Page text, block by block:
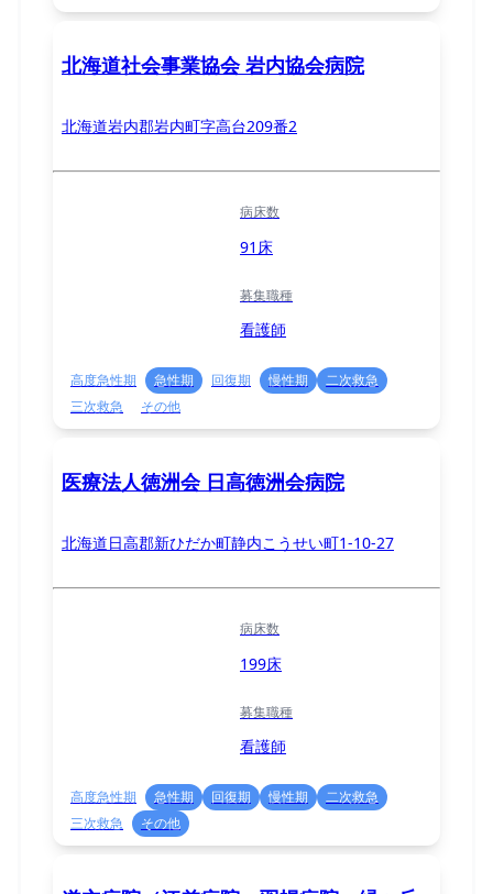
北海道社会事業協会 岩内協会病院
北海道岩内郡岩内町字高台209番2
病床数
91床
募集職種
看護師
高度急性期 急性期 回復期 慢性期
二次救急
三次救急
その他
医療法人徳洲会 日高徳洲会病院
北海道日高郡新ひだか町静内こうせい町1-10-27
病床数
199床
募集職種
看護師
高度急性期 急性期 回復期 慢性期
二次救急
三次救急
その他